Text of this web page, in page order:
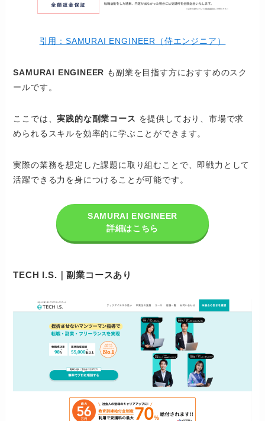
引用：SAMURAI ENGINEER（侍エンジニア）
SAMURAI ENGINEER も副業を目指す方におすすめのスク
ールです。
ここでは、実践的な副業コース を提供しており、市場で求
められるスキルを効率的に学ぶことができます。
実際の業務を想定した課題に取り組むことで、即戦力として
活躍できる力を身につけることが可能です。
SAMURAI ENGINEER
詳細はこちら
TECH I.S.｜副業コースあり